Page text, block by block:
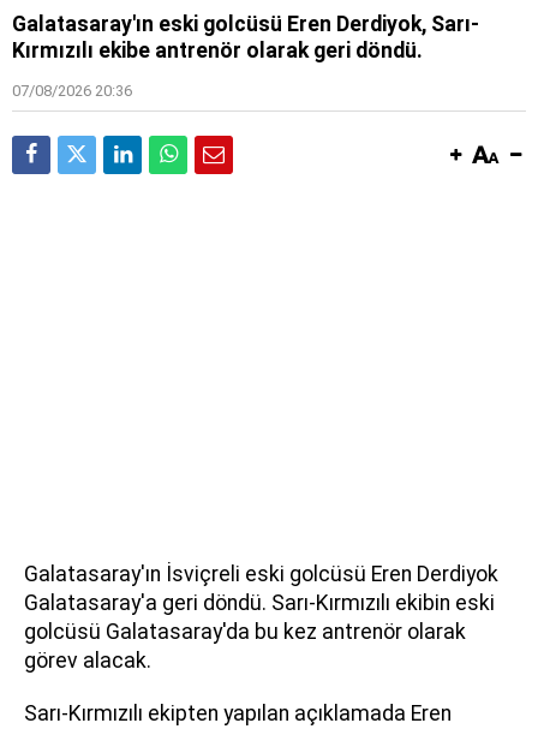
Galatasaray'ın eski golcüsü Eren Derdiyok, Sarı-
Kırmızılı ekibe antrenör olarak geri döndü.
07/08/2026 20:36
Galatasaray'ın İsviçreli eski golcüsü Eren Derdiyok
Galatasaray'a geri döndü. Sarı-Kırmızılı ekibin eski
golcüsü Galatasaray'da bu kez antrenör olarak
görev alacak.
Sarı-Kırmızılı ekipten yapılan açıklamada Eren